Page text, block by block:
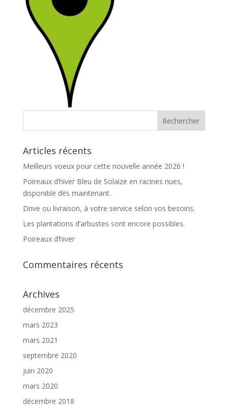
Articles récents
Meilleurs voeux pour cette nouvelle année 2026 !
Poireaux d’hiver Bleu de Solaize en racines nues,
disponible dès maintenant.
Drive ou livraison, à votre service selon vos besoins.
Les plantations d’arbustes sont encore possibles.
Poireaux d’hiver
Commentaires récents
Archives
décembre 2025
mars 2023
mars 2021
septembre 2020
juin 2020
mars 2020
décembre 2018